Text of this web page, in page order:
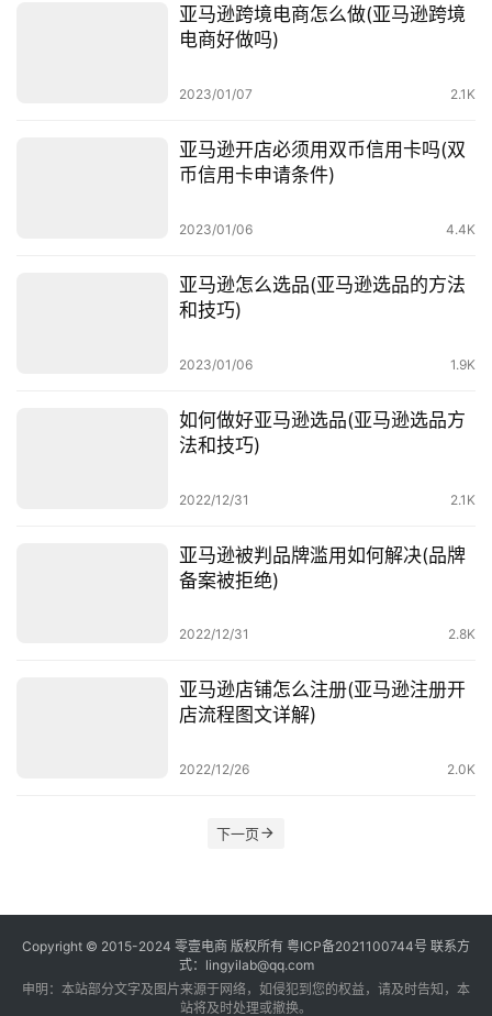
亚马逊跨境电商怎么做(亚马逊跨境
电商好做吗)
2023/01/07 2.1K
亚马逊开店必须用双币信用卡吗(双
币信用卡申请条件)
2023/01/06 4.4K
亚马逊怎么选品(亚马逊选品的方法
和技巧)
2023/01/06 1.9K
如何做好亚马逊选品(亚马逊选品方
法和技巧)
2022/12/31 2.1K
亚马逊被判品牌滥用如何解决(品牌
备案被拒绝)
2022/12/31 2.8K
亚马逊店铺怎么注册(亚马逊注册开
店流程图文详解)
2022/12/26 2.0K
下一页
Copyright © 2015-2024 零壹电商 版权所有 粤ICP备2021100744号 联系方
式：lingyilab@qq.com
申明：本站部分文字及图片来源于网络，如侵犯到您的权益，请及时告知，本
站将及时处理或撤换。